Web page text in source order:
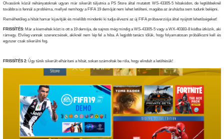
Olvasóink közül néhányatoknak ugyan már sikerült túljutnia a PS Store által mutatott WS-43305-5 hibakódon, de legtöbbeknél
továbbra is fennál a probléma, mellyel nemhogy a FIFA 19 demóját nem lehet letölteni, magába az áruházba sem tudunk belépni.
Remélhetőleg a hibát hamar kijavítják és mielőbb mindenki ki tudja élvezni az új FIFA próbaverziója által nyújtott lehetőségeket!
FRISSÍTÉS: Már a kiemeltek közt is ott a 19 demója, de sajnos még mindig a WS-43305-5 vagy a WX-40383-8 kódba ütközik, aki
rámegy. Elvileg vannak szerencsések, akiknél nem lép fel a hiba. A legjobb tanács tőlük, hogy folyamatosan próbálkozni kell és
egyszer csak sikerülni fog.
FRISSÍTÉS 2: Úgy tűnik sikerült elhárítani a hibát, sokan számoltak be róla, hogy elindult a letöltésük!